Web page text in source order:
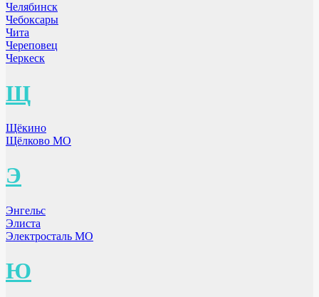
Челябинск
Чебоксары
Чита
Череповец
Черкеск
Щ
Щёкино
Щёлково МО
Э
Энгельс
Элиста
Электросталь МО
Ю